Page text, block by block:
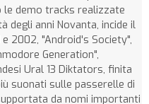
le demo tracks realizzate
degli anni Novanta, incide il
2002, "Android's Society",
Generation",
Ural 13 Diktators, finita
suonati sulle passerelle di
da nomi importanti